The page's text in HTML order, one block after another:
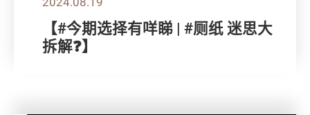
【#今期选择有咩睇 | #厕纸 迷思大
拆解❓】